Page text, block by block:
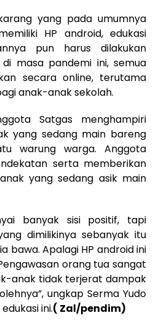
yang pada umumnya
HP android, edukasi
pun harus dilakukan
masa pandemi ini, semua
secara online, terutama
anak-anak sekolah.
Satgas menghampiri
yang sedang main bareng
warung warga. Anggota
serta memberikan
yang sedang asik main
banyak sisi positif, tapi
dimilikinya sebanyak itu
bawa. Apalagi HP android ini
orang tua sangat
anak tidak terjerat dampak
ungkap Serma Yudo
ini.( Zal/pendim)